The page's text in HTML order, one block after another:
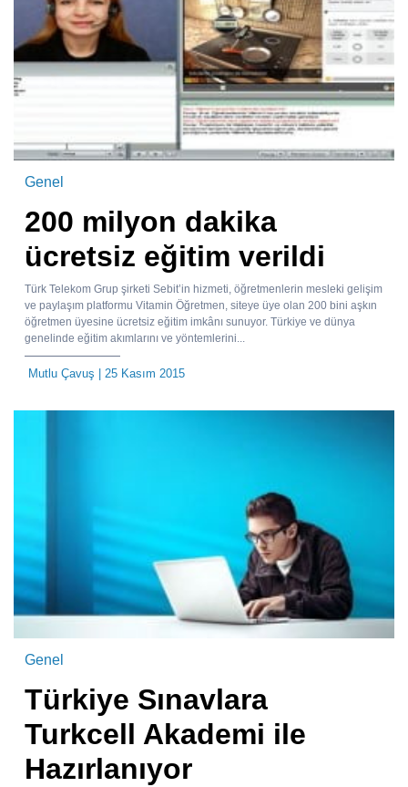
Genel
200 milyon dakika
ücretsiz eğitim verildi
Türk Telekom Grup şirketi Sebit’in hizmeti, öğretmenlerin mesleki gelişim
ve paylaşım platformu Vitamin Öğretmen, siteye üye olan 200 bini aşkın
öğretmen üyesine ücretsiz eğitim imkânı sunuyor. Türkiye ve dünya
genelinde eğitim akımlarını ve yöntemlerini...
Mutlu Çavuş | 25 Kasım 2015
Genel
Türkiye Sınavlara
Turkcell Akademi ile
Hazırlanıyor